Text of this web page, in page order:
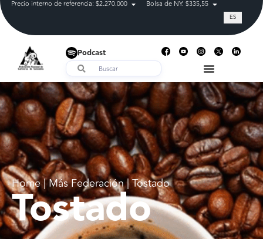
Precio interno de referencia: $2.270.000 Bolsa de NY: $335,55 Tasa de
ES
Podcast
Home | Más Federación | Tostado
Tostado